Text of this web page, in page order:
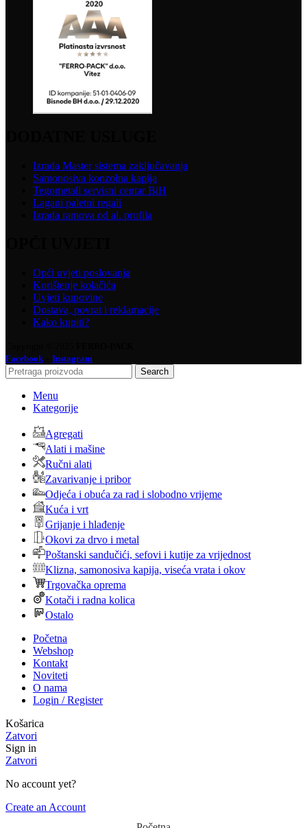
Izrada Master sistema zaključavanja
Samonosiva konzolna kapija
Tegometall servisni centar BiH
Lagani paletni regali
Izrada ramova od al. profila
Opći uvjeti poslovanja
Korištenje kolačića
Uvjeti kupovine
Dostava, povrat i reklamacije
Kako kupiti?
Facebook
Instagram
Search
Menu
Kategorije
Agregati
Alati i mašine
Ručni alati
Zavarivanje i pribor
Odjeća i obuća za rad i slobodno vrijeme
Kuća i vrt
Grijanje i hlađenje
Okovi za drvo i metal
Poštanski sandučići, sefovi i kutije za vrijednost
Klizna, samonosiva kapija, viseća vrata i okov
Trgovačka oprema
Kotači i radna kolica
Ostalo
Početna
Webshop
Kontakt
Noviteti
O nama
Login / Register
Košarica
Zatvori
Sign in
Zatvori
No account yet?
Create an Account